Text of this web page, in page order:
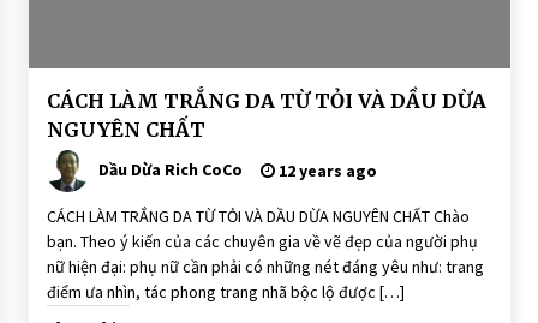
BÀI
VIẾT
DẦU
DỪA
DƯỠNG
DA
CÁCH LÀM TRẮNG DA TỪ TỎI VÀ DẦU DỪA
NGUYÊN CHẤT
Dầu Dừa Rich CoCo 12 years ago
CÁCH LÀM TRẮNG DA TỪ TỎI VÀ DẦU DỪA NGUYÊN CHẤT Chào
bạn. Theo ý kiến của các chuyên gia về vẽ đẹp của người phụ
nữ hiện đại: phụ nữ cần phải có những nét đáng yêu như: trang
điểm ưa nhìn, tác phong trang nhã bộc lộ được […]